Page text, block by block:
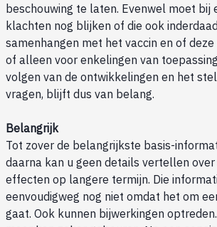
beschouwing te laten. Evenwel moet bij
klachten nog blijken of die ook
samenhangen met het vaccin en of deze
of alleen voor enkelingen van
volgen van de ontwikkelingen en het
vragen, blijft dus van belang.
Belangrijk
Tot zover de belangrijkste basis-
daarna kan u geen details vertellen
effecten op langere termijn. Die
eenvoudigweg nog niet omdat het om
gaat. Ook kunnen bijwerkingen